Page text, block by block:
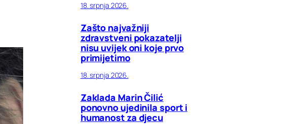
18. srpnja 2026.
Zašto najvažniji
zdravstveni pokazatelji
nisu uvijek oni koje prvo
primijetimo
18. srpnja 2026.
Zaklada Marin Čilić
ponovno ujedinila sport i
humanost za djecu